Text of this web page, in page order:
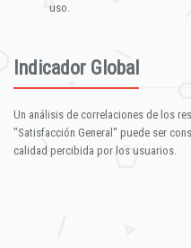
uso.
Indicador Global
Un análisis de correlaciones de los
"Satisfacción General" puede ser
calidad percibida por los usuarios.